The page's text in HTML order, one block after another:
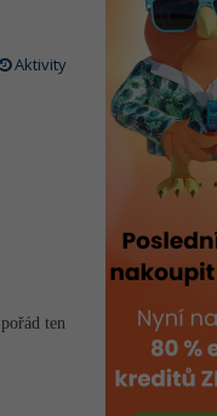
Aktivity
ten